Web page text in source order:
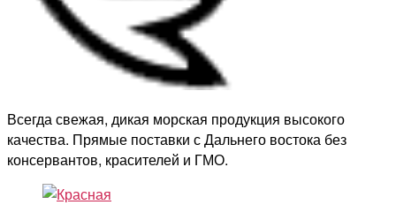
Всегда свежая, дикая морская продукция высокого
качества. Прямые поставки с Дальнего востока без
консервантов, красителей и ГМО.